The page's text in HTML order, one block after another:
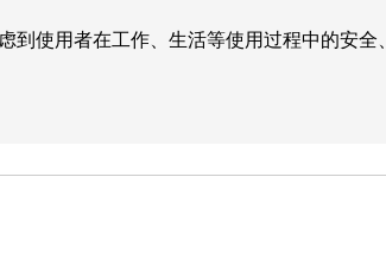
使用者在工作、生活等使用过程中的安全